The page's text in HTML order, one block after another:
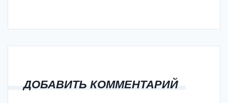
ДОБАВИТЬ КОММЕНТАРИЙ